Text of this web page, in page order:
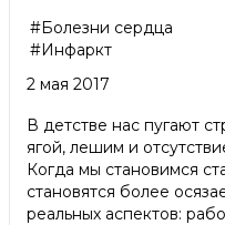
#Болезни сердца
#Инфаркт
2 мая 2017
В детстве нас пугают
ягой, лешим и
Когда мы становимся
становятся более
реальных аспектов: